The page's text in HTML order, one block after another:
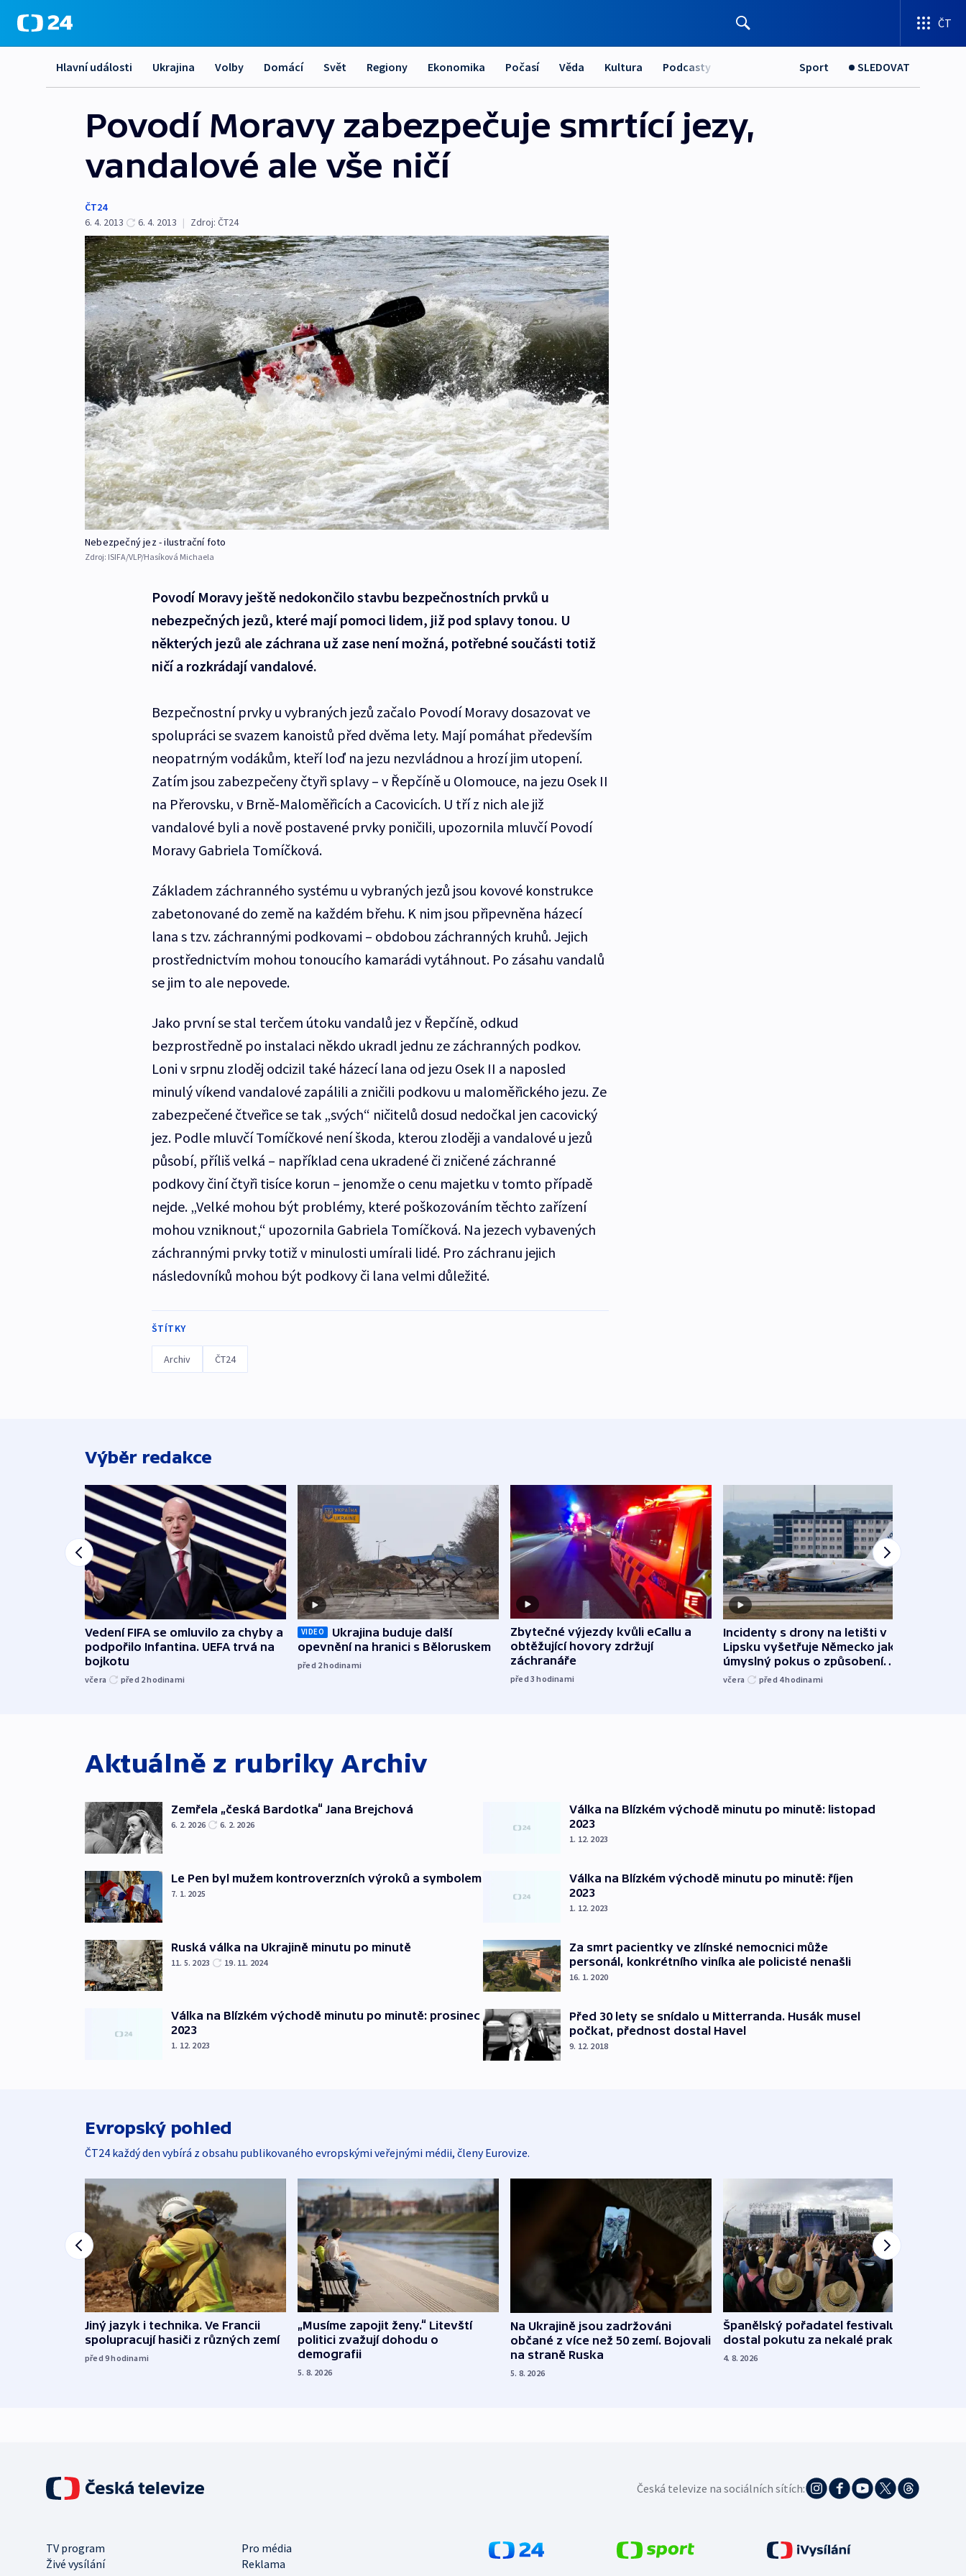
ČT
Hlavní události Ukrajina Volby Domácí Svět Regiony Ekonomika Počasí Věda Kultura Podcasty Sport SLEDOVAT
Povodí Moravy zabezpečuje smrtící jezy,
vandalové ale vše ničí
ČT24
6. 4. 2013
6. 4. 2013 | Zdroj: ČT24
Nebezpečný jez - ilustrační foto
Zdroj: ISIFA/VLP/Hasíková Michaela
Povodí Moravy ještě nedokončilo stavbu bezpečnostních prvků u
nebezpečných jezů, které mají pomoci lidem, již pod splavy tonou. U
některých jezů ale záchrana už zase není možná, potřebné součásti totiž
ničí a rozkrádají vandalové.
Bezpečnostní prvky u vybraných jezů začalo Povodí Moravy dosazovat ve
spolupráci se svazem kanoistů před dvěma lety. Mají pomáhat především
neopatrným vodákům, kteří loď na jezu nezvládnou a hrozí jim utopení.
Zatím jsou zabezpečeny čtyři splavy – v Řepčíně u Olomouce, na jezu Osek II
na Přerovsku, v Brně-Maloměřicích a Cacovicích. U tří z nich ale již
vandalové byli a nově postavené prvky poničili, upozornila mluvčí Povodí
Moravy Gabriela Tomíčková.
Základem záchranného systému u vybraných jezů jsou kovové konstrukce
zabetonované do země na každém břehu. K nim jsou připevněna házecí
lana s tzv. záchrannými podkovami – obdobou záchranných kruhů. Jejich
prostřednictvím mohou tonoucího kamarádi vytáhnout. Po zásahu vandalů
se jim to ale nepovede.
Jako první se stal terčem útoku vandalů jez v Řepčíně, odkud
bezprostředně po instalaci někdo ukradl jednu ze záchranných podkov.
Loni v srpnu zloděj odcizil také házecí lana od jezu Osek II a naposled
minulý víkend vandalové zapálili a zničili podkovu u maloměřického jezu. Ze
zabezpečené čtveřice se tak „svých“ ničitelů dosud nedočkal jen cacovický
jez. Podle mluvčí Tomíčkové není škoda, kterou zloději a vandalové u jezů
působí, příliš velká – například cena ukradené či zničené záchranné
podkovy činí čtyři tisíce korun – jenomže o cenu majetku v tomto případě
nejde. „Velké mohou být problémy, které poškozováním těchto zařízení
mohou vzniknout,“ upozornila Gabriela Tomíčková. Na jezech vybavených
záchrannými prvky totiž v minulosti umírali lidé. Pro záchranu jejich
následovníků mohou být podkovy či lana velmi důležité.
ŠTÍTKY
Archiv ČT24
Výběr redakce
Vedení FIFA se omluvilo za chyby a
podpořilo Infantina. UEFA trvá na
bojkotu
včera před 2hodinami
VIDEO
Ukrajina buduje další
opevnění na hranici s Běloruskem
před 2hodinami
Zbytečné výjezdy kvůli eCallu a
obtěžující hovory zdržují
záchranáře
před 3hodinami
Incidenty s drony na letišti v
Lipsku vyšetřuje Německo jako
úmyslný pokus o způsobení
exploze
včera před 4hodinami
Aktuálně z rubriky Archiv
Zemřela „česká Bardotka“ Jana Brejchová
6. 2. 2026 6. 2. 2026
Le Pen byl mužem kontroverzních výroků a symbolem
7. 1. 2025
Ruská válka na Ukrajině minutu po minutě
11. 5. 2023 19. 11. 2024
Válka na Blízkém východě minutu po minutě: prosinec
2023
1. 12. 2023
Válka na Blízkém východě minutu po minutě: listopad
2023
1. 12. 2023
Válka na Blízkém východě minutu po minutě: říjen
2023
1. 12. 2023
Za smrt pacientky ve zlínské nemocnici může
personál, konkrétního viníka ale policisté nenašli
16. 1. 2020
Před 30 lety se snídalo u Mitterranda. Husák musel
počkat, přednost dostal Havel
9. 12. 2018
Evropský pohled
ČT24 každý den vybírá z obsahu publikovaného evropskými veřejnými médii, členy Eurovize.
Jiný jazyk i technika. Ve Francii
spolupracují hasiči z různých zemí
před 9hodinami
„Musíme zapojit ženy.“ Litevští
politici zvažují dohodu o
demografii
5. 8. 2026
Na Ukrajině jsou zadržováni
občané z více než 50 zemí. Bojovali
na straně Ruska
5. 8. 2026
Španělský pořadatel festivalu
dostal pokutu za nekalé praktiky
4. 8. 2026
Česká televize na sociálních sítích:
TV program
Pro média
Živé vysílání
Reklama